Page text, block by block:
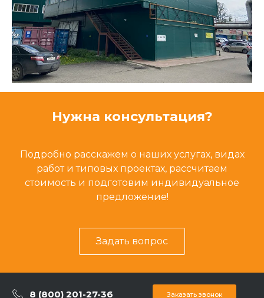
Нужна консультация?
Подробно расскажем о наших услугах, видах
работ и типовых проектах, рассчитаем
стоимость и подготовим индивидуальное
предложение!
Задать вопрос
8 (800) 201-27-36 Заказать звонок